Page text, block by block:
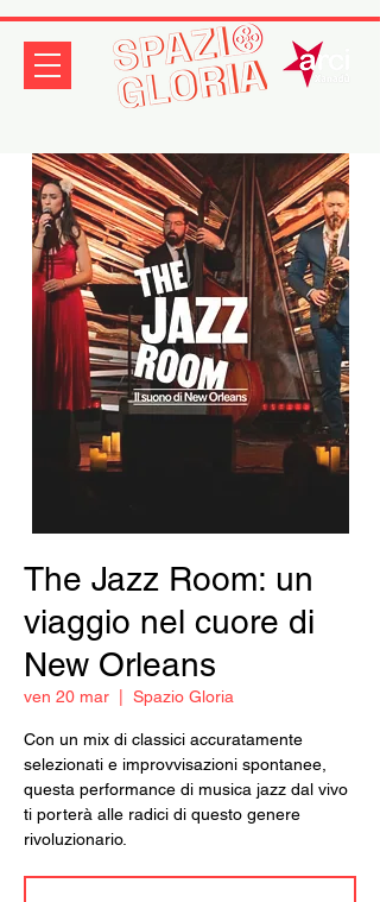
The Jazz Room: un
viaggio nel cuore di
New Orleans
ven 20 mar Spazio Gloria
Con un mix di classici accuratamente
selezionati e improvvisazioni spontanee,
questa performance di musica jazz dal vivo
ti porterà alle radici di questo genere
rivoluzionario.